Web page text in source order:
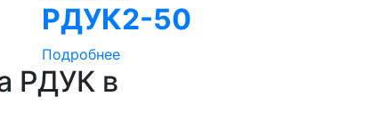
РДУК2-50
Подробнее
РДУК в